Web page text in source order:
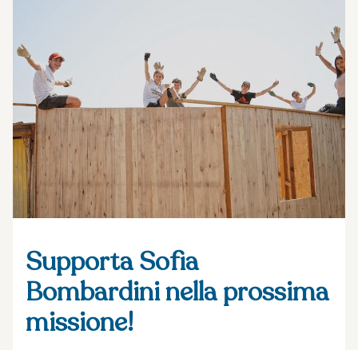
Supporta Sofia
Bombardini nella prossima
missione!